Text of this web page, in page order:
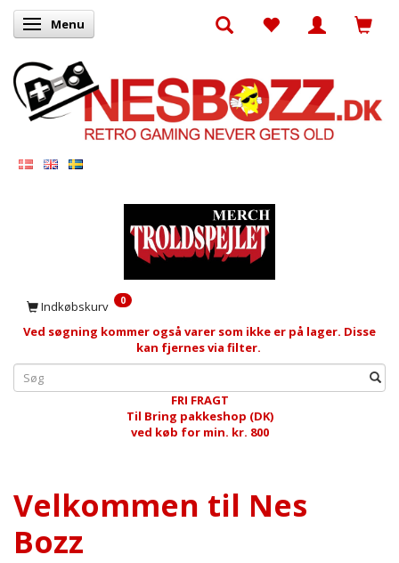
Skifte navigation
Menu
Indkøbskurv 0
Ved søgning kommer også varer som ikke er på lager. Disse
kan fjernes via filter.
FRI FRAGT
Til Bring pakkeshop (DK)
ved køb for min. kr. 800
Velkommen til Nes
Bozz